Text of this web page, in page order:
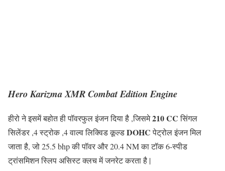
Hero Karizma XMR Combat Edition Engine
हीरो ने इसमें बहोत ही पॉवरफुल इंजन दिया है ,जिसमे210 CCसिंगल
सिलेंडर ,4 स्ट्रोक ,4 वाल्व लिक्विड कूल्डDOHCपेट्रोल इंजन मिल
जाता है, जो 25.5 bhp की पॉवर और 20.4 NM का टॉक 6-स्पीड
ट्रांसमिशन स्लिप असिस्ट क्लच में जनरेट करता है |